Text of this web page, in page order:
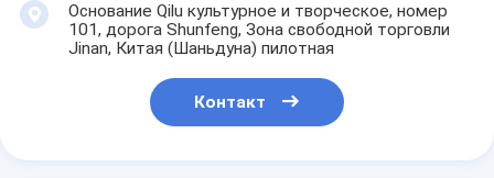
Основание Qilu культурное и творческое, номер
101, дорога Shunfeng, Зона свободной торговли
Jinan, Китая (Шаньдуна) пилотная
Контакт